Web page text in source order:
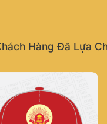
Hàng Đã Lựa